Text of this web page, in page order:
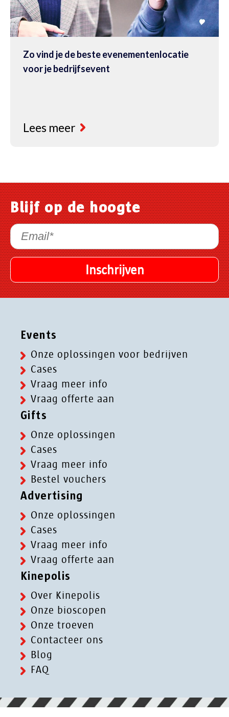
Zo vind je de beste evenementenlocatie
voor je bedrijfsevent
Lees meer
Blijf op de hoogte
Events
Onze oplossingen voor bedrijven
Cases
Vraag meer info
Vraag offerte aan
Gifts
Onze oplossingen
Cases
Vraag meer info
Bestel vouchers
Advertising
Onze oplossingen
Cases
Vraag meer info
Vraag offerte aan
Kinepolis
Over Kinepolis
Onze bioscopen
Onze troeven
Contacteer ons
Blog
FAQ